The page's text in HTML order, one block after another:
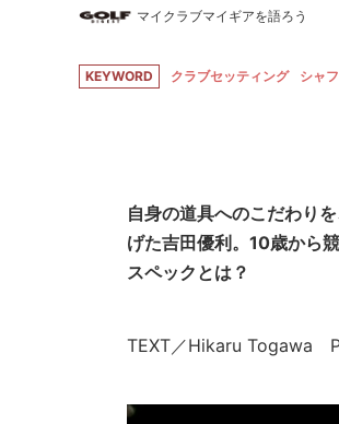
マイクラブマイギアを語ろう
KEYWORD クラブセッティング シャ
自身の道具へのこだわり
げた吉田優利。10歳から
スペックとは？
TEXT／Hikaru Togawa